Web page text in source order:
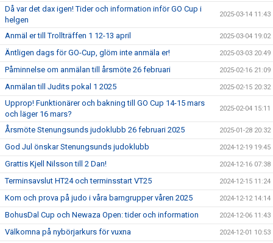
Då var det dax igen! Tider och information inför GO Cup i
helgen
2025-03-14 11:43
Anmäl er till Trollträffen 1 12-13 april 2025-03-04 19:02
Äntligen dags för GO-Cup, glöm inte anmäla er! 2025-03-03 20:49
Påminnelse om anmälan till årsmöte 26 februari 2025-02-16 21:09
Anmälan till Judits pokal 1 2025 2025-02-15 20:32
Upprop! Funktionärer och bakning till GO Cup 14-15 mars
och läger 16 mars?
2025-02-04 15:11
Årsmöte Stenungsunds judoklubb 26 februari 2025 2025-01-28 20:32
God Jul önskar Stenungsunds judoklubb 2024-12-19 19:45
Grattis Kjell Nilsson till 2 Dan! 2024-12-16 07:38
Terminsavslut HT24 och terminsstart VT25 2024-12-15 11:24
Kom och prova på judo i våra barngrupper våren 2025 2024-12-12 14:14
BohusDal Cup och Newaza Open: tider och information 2024-12-06 11:43
Välkomna på nybörjarkurs för vuxna 2024-12-01 10:53